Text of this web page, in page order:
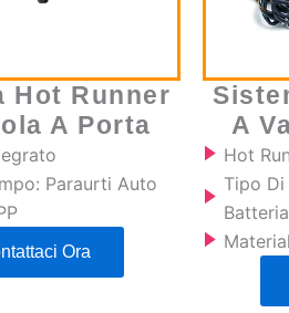
Hot Runner
A Porta
Paraurti Auto
Ora
A
Hot
Tipo
Batteria